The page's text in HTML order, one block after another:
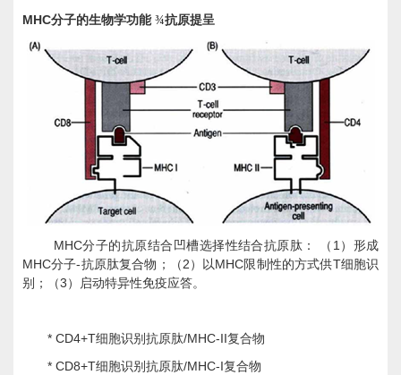
MHC分子的生物学功能 ¾抗原提呈
MHC分子的抗原结合凹槽选择性结合抗原肽： （ 1 ）形成
MHC分子-抗原肽复合物；（ 2 ）以MHC限制性的方式供T细胞识
别；（3 ）启动特异性免疫应答。
* CD4+T细胞识别抗原肽/MHC-II复合物
* CD8+T细胞识别抗原肽/MHC-I复合物